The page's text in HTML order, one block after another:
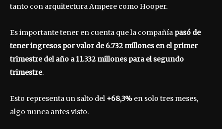
tanto con arquitectura Ampere como Hooper.
Es importante tener en cuenta que la compañía pasó de
tener ingresos por valor de 6.732 millones en el primer
trimestre del año a 11.332 millones para el segundo
trimestre.
Esto representa un salto del +68,3% en solo tres meses,
algo nunca antes visto.